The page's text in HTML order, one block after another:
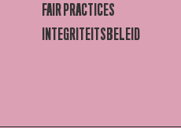
FAIR PRACTICES
INTEGRITEITSBELEID